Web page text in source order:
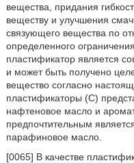
вещества, придания
веществу и улучшения
связующего вещества по
определенного
пластификатор является
и может быть получено
вещество согласно
пластификаторы (C)
нафтеновое масло и
предпочтительным
парафиновое масло.
[0065] В качестве